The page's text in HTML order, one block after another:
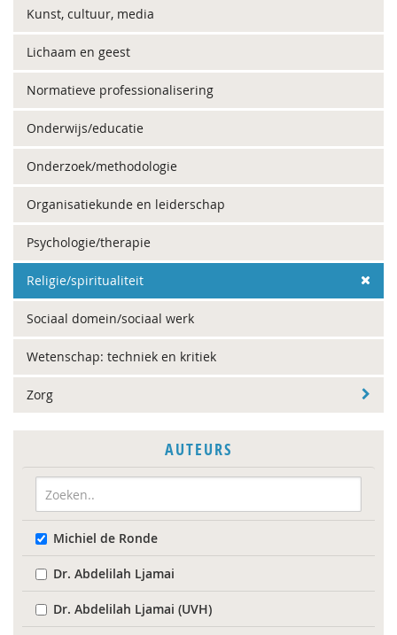
Kunst, cultuur, media
Lichaam en geest
Normatieve professionalisering
Onderwijs/educatie
Onderzoek/methodologie
Organisatiekunde en leiderschap
Psychologie/therapie
Religie/spiritualiteit
Sociaal domein/sociaal werk
Wetenschap: techniek en kritiek
Zorg
AUTEURS
Michiel de Ronde
Dr. Abdelilah Ljamai
Dr. Abdelilah Ljamai (UVH)